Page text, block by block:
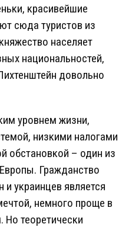
красивейшие
сюда туристов из
населяет
национальностей,
довольно
уровнем жизни,
низкими налогами
обстановкой – один из
Гражданство
украинцев является
немного проще в
Но теоретически